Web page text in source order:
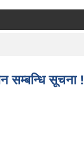
सम्बन्धि सूचना !